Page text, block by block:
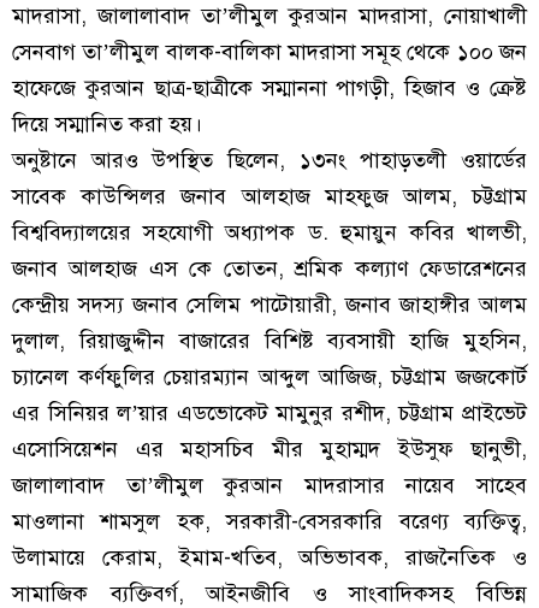
মাদরাসা, জালালাবাদ তা’লীমুল কুরআন মাদরাসা, নোয়াখালী
সেনবাগ তা’লীমুল বালক-বালিকা মাদরাসা সমূহ থেকে ১০০ জন
হাফেজে কুরআন ছাত্র-ছাত্রীকে সম্মাননা পাগড়ী, হিজাব ও ক্রেষ্ট
দিয়ে সম্মানিত করা হয়।
অনুষ্টানে আরও উপস্থিত ছিলেন, ১৩নং পাহাড়তলী ওয়ার্ডের
সাবেক কাউন্সিলর জনাব আলহাজ মাহফুজ আলম, চট্টগ্রাম
বিশ্ববিদ্যালয়ের সহযোগী অধ্যাপক ড. হুমায়ুন কবির খালভী,
জনাব আলহাজ এস কে তোতন, শ্রমিক কল্যাণ ফেডারেশনের
কেন্দ্রীয় সদস্য জনাব সেলিম পাটোয়ারী, জনাব জাহাঙ্গীর আলম
দুলাল, রিয়াজুদ্দীন বাজারের বিশিষ্ট ব্যবসায়ী হাজি মুহসিন,
চ্যানেল কর্ণফুলির চেয়ারম্যান আব্দুল আজিজ, চট্টগ্রাম জজকোর্ট
এর সিনিয়র ল’য়ার এডভোকেট মামুনুর রশীদ, চট্টগ্রাম প্রাইভেট
এসোসিয়েশন এর মহাসচিব মীর মুহাম্মদ ইউসুফ ছানুভী,
জালালাবাদ তা’লীমুল কুরআন মাদরাসার নায়েব সাহেব
মাওলানা শামসুল হক, সরকারী-বেসরকারি বরেণ্য ব্যক্তিত্ব,
উলামায়ে কেরাম, ইমাম-খতিব, অভিভাবক, রাজনৈতিক ও
সামাজিক ব্যক্তিবর্গ, আইনজীবি ও সাংবাদিকসহ বিভিন্ন